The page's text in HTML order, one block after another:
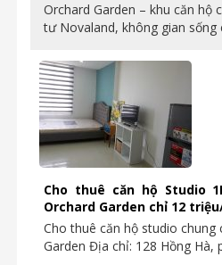
Orchard Garden – khu căn hộ
tư Novaland, không gian sống
Cho thuê căn hộ Studio
Orchard Garden chỉ 12
Cho thuê căn hộ studio chung
Garden Địa chỉ: 128 Hồng Hà,